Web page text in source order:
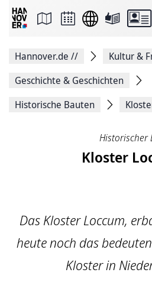
Seite
Facebook
teilen
Seitenlink
Hannover.de //
Kultur &
Geschichte & Geschichten
Historische Bauten
Historischer
Kloster
Das Kloster Loccum,
heute noch das
Kloster in